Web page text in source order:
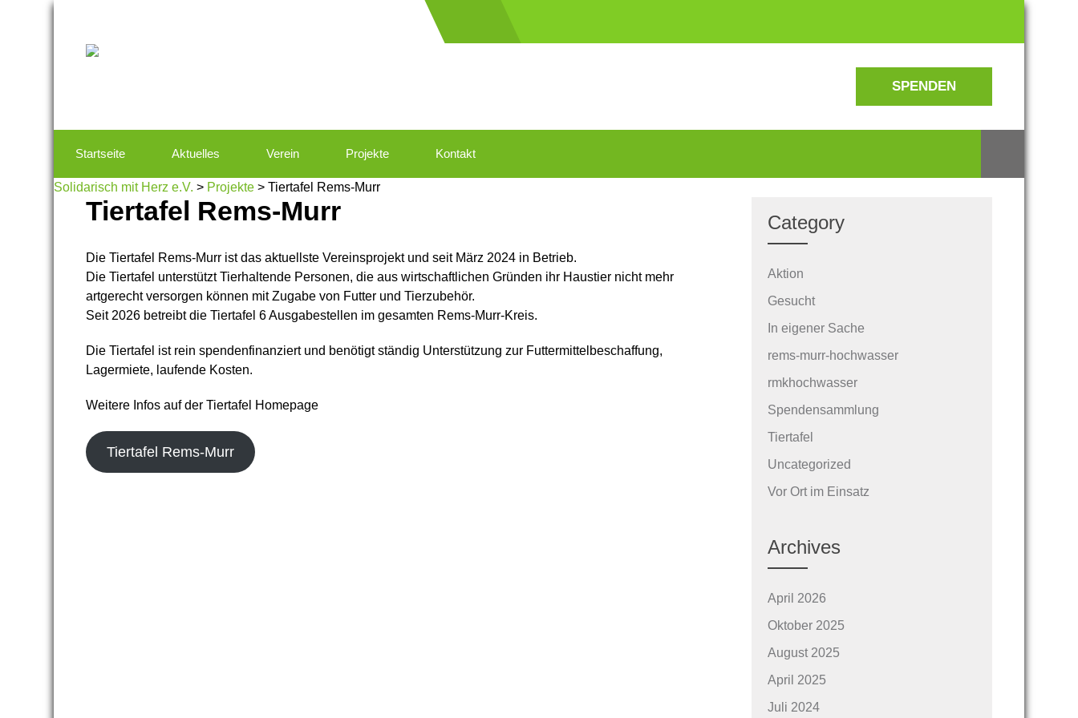
SPENDEN
Startseite Aktuelles Verein Projekte Kontakt
Solidarisch mit Herz e.V. > Projekte > Tiertafel Rems-Murr
Tiertafel Rems-Murr
Die Tiertafel Rems-Murr ist das aktuellste Vereinsprojekt und seit März 2024 in Betrieb.
Die Tiertafel unterstützt Tierhaltende Personen, die aus wirtschaftlichen Gründen ihr Haustier nicht mehr
artgerecht versorgen können mit Zugabe von Futter und Tierzubehör.
Seit 2026 betreibt die Tiertafel 6 Ausgabestellen im gesamten Rems-Murr-Kreis.
Die Tiertafel ist rein spendenfinanziert und benötigt ständig Unterstützung zur Futtermittelbeschaffung,
Lagermiete, laufende Kosten.
Weitere Infos auf der Tiertafel Homepage
Tiertafel Rems-Murr
Category
Aktion
Gesucht
In eigener Sache
rems-murr-hochwasser
rmkhochwasser
Spendensammlung
Tiertafel
Uncategorized
Vor Ort im Einsatz
Archives
April 2026
Oktober 2025
August 2025
April 2025
Juli 2024